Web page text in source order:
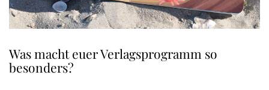
Was macht euer Verlagsprogramm so
besonders?